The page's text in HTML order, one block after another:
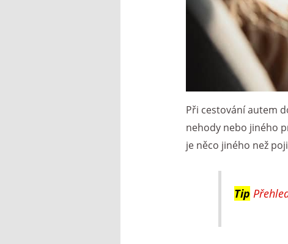
Při cestování autem
nehody nebo jiného
je něco jiného než
Tip